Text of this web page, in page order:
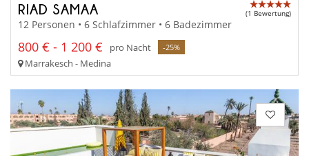
RIAD SAMAA (1 Bewertung)
12 Personen • 6 Schlafzimmer • 6 Badezimmer
800 € - 1 200 € pro Nacht -25%
Marrakesch - Medina